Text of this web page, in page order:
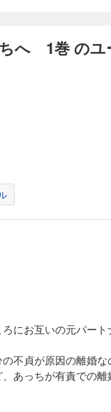
へ 1巻 のユ
にお互いの元パート
不貞が原因の離婚な
あっちが有責での